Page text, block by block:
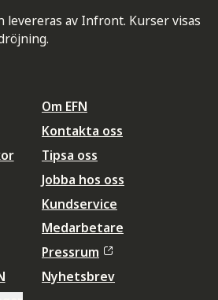
levereras av Infront. Kurser visas
Om EFN
Kontakta oss
Tipsa oss
Jobba hos oss
Kundservice
Medarbetare
Pressrum
Nyhetsbrev